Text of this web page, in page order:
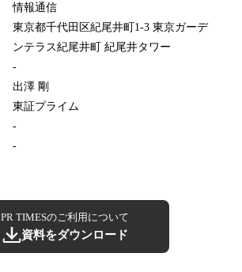
情報通信
東京都千代田区紀尾井町1-3 東京ガーデ
ンテラス紀尾井町 紀尾井タワー
-
出澤 剛
東証プライム
-
-
PR TIMESのご利用について
資料をダウンロード